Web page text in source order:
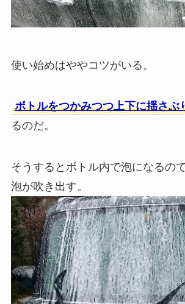
使い始めはややコツがいる。
ボトルをつかみつつ上下に揺さぶ
るのだ。
そうするとボトル内で泡になるの
泡が吹き出す。